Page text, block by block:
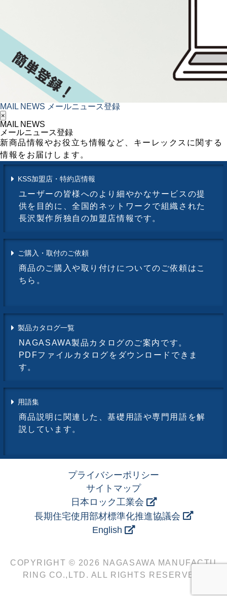
MAIL NEWS メールニュース登録
×
MAIL NEWS
メールニュース登録
新商品情報やお役立ち情報など、キーレックスに関する
情報をお届けします。
KSS加盟店・特約店情報
ユーザーの皆様へのより細やかなサービスの提
供を目的に、全国的ネットワークで組織された
長沢製作所独自の加盟店情報です。
ご購入・取付のご依頼
商品のご購入や取り付けについてのご依頼はこ
ちら。
製品カタログ一覧
NAGASAWA製品カタログのご案内です。
PDFファイルカタログをダウンロードできま
す。
用語集
商品説明に関連した、基礎用語や専門用語を解
説しています。
プライバシーポリシー
サイトマップ
日本ロック工業会
長期住宅使用部材標準化推進協議会
English
COPYRIGHT © 2026 NAGASAWA MANUFACTU
RING CO.,LTD. ALL RIGHTS RESERVED.